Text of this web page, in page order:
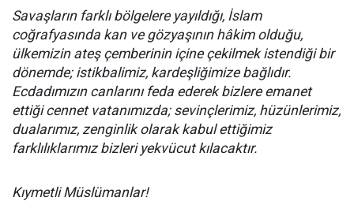
Savaşların farklı bölgelere yayıldığı, İslam
coğrafyasında kan ve gözyaşının hâkim olduğu,
ülkemizin ateş çemberinin içine çekilmek istendiği bir
dönemde; istikbalimiz, kardeşliğimize bağlıdır.
Ecdadımızın canlarını feda ederek bizlere emanet
ettiği cennet vatanımızda; sevinçlerimiz, hüzünlerimiz,
dualarımız, zenginlik olarak kabul ettiğimiz
farklılıklarımız bizleri yekvücut kılacaktır.
Kıymetli Müslümanlar!